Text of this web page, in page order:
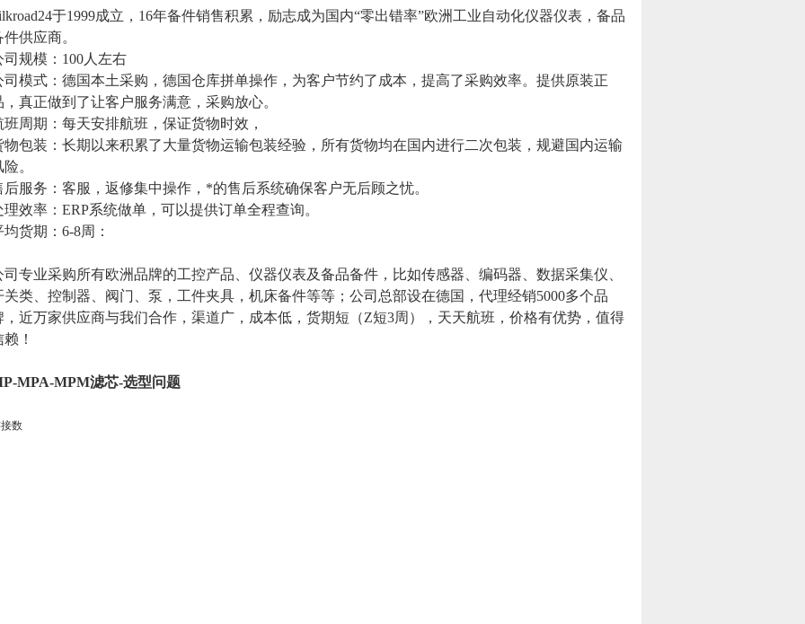
于1999成立， 16年备件销售积累，励志成为国内“零出错率”欧洲工业自动化仪器仪表，备品
件供应商。
司规模： 100 人左右
司模式：德国本土采购，德国仓库拼单操作，为客户节约了成本，提高了采购效率。提供原装正
，真正做到了让客户服务满意，采购放心。
班周期：每天安排航班，保证货物时效，
物包装：长期以来积累了大量货物运输包装经验，所有货物均在国内进行二次包装，规避国内运输
。
后服务：客服，返修集中操作，*的售后系统确保客户无后顾之忧。
理效率： ERP系统做单，可以提供订单全程查询。
均货期： 6-8周：
司专业采购所有欧洲品牌的工控产品、仪器仪表及备品备件，比如传感器、编码器、数据采集仪、
关类、控制器、阀门、泵，工件夹具，机床备件等等；公司总部设在德国，代理经销5000多个品
，近万家供应商与我们合作，渠道广，成本低，货期短（Z短3周），天天航班，价格有优势，值得
！
MPA-MPM滤芯-选型问题
数